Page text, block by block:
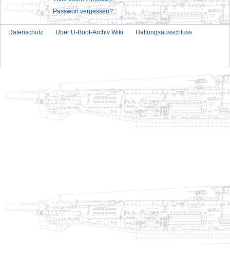
Passwort vergessen?
Datenschutz Über U-Boot-Archiv Wiki Haftungsausschluss